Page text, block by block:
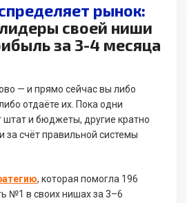
рынок:
своей ниши
за 3-4 месяца
— и прямо сейчас вы либо
отдаёте их. Пока одни
и бюджеты, другие кратно
счёт правильной системы
, которая помогла 196
№1 в своих нишах за 3–6